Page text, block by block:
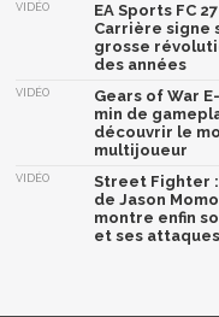
VIDÉO
EA Sports FC
Carrière signe
grosse
des années
VIDÉO
Gears of War
min de
découvrir le
multijoueur
VIDÉO
Street Fighter
de Jason
montre enfin
et ses attaques